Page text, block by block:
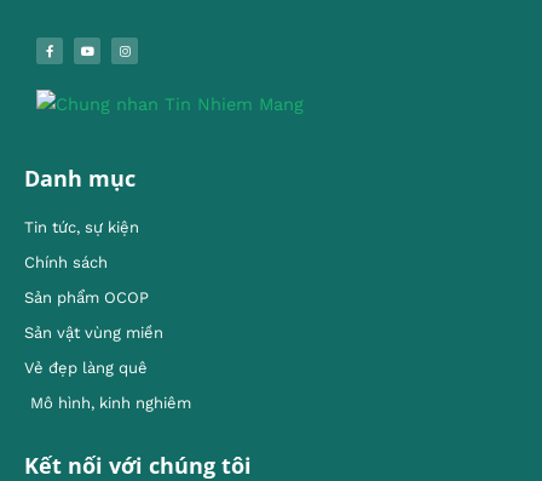
Danh mục
Tin tức, sự kiện
Chính sách
Sản phẩm OCOP
Sản vật vùng miền
Vẻ đẹp làng quê
Mô hình, kinh nghiêm
Kết nối với chúng tôi